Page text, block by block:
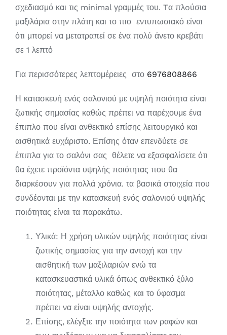
σχεδιασμό και τις minimal γραμμές του. Tα πλoύσια
μαξιλάρια στην πλάτη και το πιο εντυπωσιακό είναι
ότι μπορεί να μετατραπεί σε ένα πολύ άνετο κρεβάτι
σε 1 λεπτό
Για περισσότερες λεπτομέρειες στο 6976808866
Η κατασκευή ενός σαλονιού με υψηλή ποιότητα είναι
ζωτικής σημασίας καθώς πρέπει να παρέχουμε ένα
έπιπλο που είναι ανθεκτικό επίσης λειτουργικό και
αισθητικά ευχάριστο. Επίσης όταν επενδύετε σε
έπιπλα για το σαλόνι σας θέλετε να εξασφαλίσετε ότι
θα έχετε προϊόντα υψηλής ποιότητας που θα
διαρκέσουν για πολλά χρόνια. τα βασικά στοιχεία που
συνδέονται με την κατασκευή ενός σαλονιού υψηλής
ποιότητας είναι τα παρακάτω.
Υλικά: Η χρήση υλικών υψηλής ποιότητας είναι
ζωτικής σημασίας για την αντοχή και την
αισθητική των μαξιλαριών ενώ τα
κατασκευαστικά υλικά όπως ανθεκτικό ξύλο
ποιότητας, μέταλλο καθώς και το ύφασμα
πρέπει να είναι υψηλής αντοχής.
Επίσης, ελέγξτε την ποιότητα των ραφών και